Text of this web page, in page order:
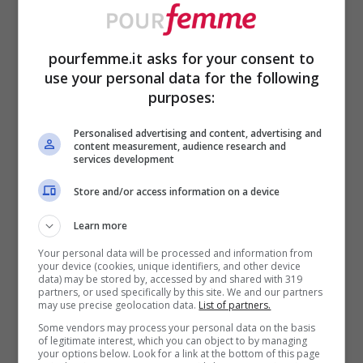
giorni, che possono essere variabili).
Questo periodo può svolgersi in due modi
diversi: se è avvenuta la fecondazione,
l’embrione produce precocemente un
ormone chiamato gonadotropina corionica
umana (HCG) che è in grado di prolungare
la vita del corpo luteo (corpo luteo
gravidico), il quale continua a secernere
progesterone ed estrogeni e il risultato
finale è l’assenza della mestruazione e il
proseguimento dellagravidanza. In questo
caso, successivamente, avverrà un ritardo
del ciclo.
pourfemme.it asks for your consent to
use your personal data for the following
purposes:
Personalised advertising and content, advertising and
content measurement, audience research and
services development
Store and/or access information on a device
Learn more
Your personal data will be processed and information from
your device (cookies, unique identifiers, and other device
data) may be stored by, accessed by and shared with 319
partners, or used specifically by this site. We and our partners
may use precise geolocation data. List of partners.
Some vendors may process your personal data on the basis
of legitimate interest, which you can object to by managing
your options below. Look for a link at the bottom of this page